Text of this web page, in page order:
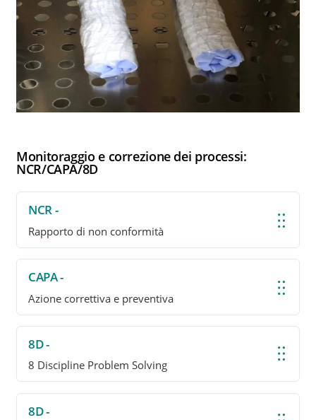
Monitoraggio e correzione dei processi:
NCR/CAPA/8D
NCR -
Rapporto di non conformità
CAPA -
Azione correttiva e preventiva
8D -
8 Discipline Problem Solving
8D -